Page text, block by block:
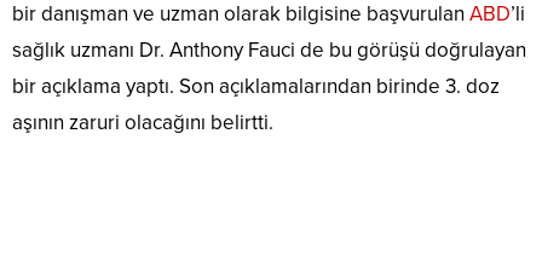
bir danışman ve uzman olarak bilgisine başvurulan ABD’li
sağlık uzmanı Dr. Anthony Fauci de bu görüşü doğrulayan
bir açıklama yaptı. Son açıklamalarından birinde 3. doz
aşının zaruri olacağını belirtti.